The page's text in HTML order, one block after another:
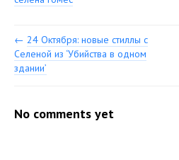
← 24 Октября: новые стиллы с
Селеной из ‘Убийства в одном
здании’
No comments yet